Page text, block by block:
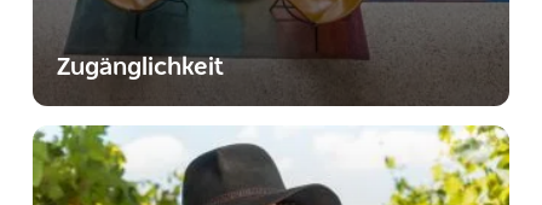
Zugänglichkeit